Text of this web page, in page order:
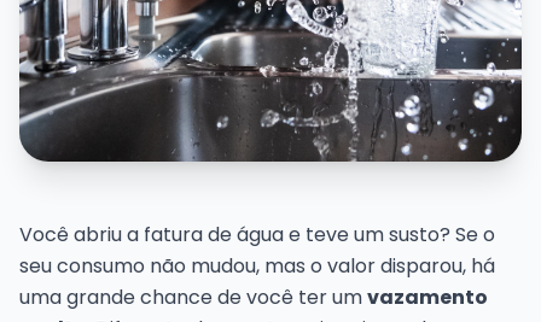
Você abriu a fatura de água e teve um susto? Se o
seu consumo não mudou, mas o valor disparou, há
uma grande chance de você ter umvazamento